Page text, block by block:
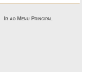
Ir ao Menu Principal